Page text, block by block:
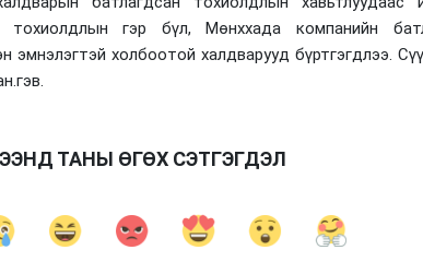
тохиолдлын гэр бүл, Мөнххада компанийн
эмнэлэгтэй холбоотой халдварууд бүртгэгдлээ.
ТАНЫ ӨГӨХ СЭТГЭГДЭЛ